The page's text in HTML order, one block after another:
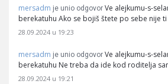
mersadm je unio odgovor Ve alejkumu-s-
berekatuhu Ako se bojiš štete po sebe nije
28.09.2024 u 19:23
mersadm je unio odgovor Ve alejkumu-s-
berekatuhu Ne treba da ide kod roditelja
28.09.2024 u 19:21